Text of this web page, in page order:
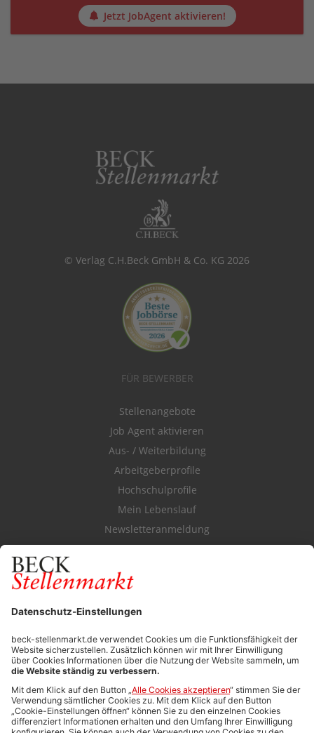
Jetzt JobAgent aktivieren!
© Verlag C.H.Beck GmbH & Co. KG 2026
FÜR BEWERBER
Stellenangebote
Job Agent aktivieren
Aus- / Weiterbildung
Arbeitgeberprofile
Hochschulprofile
Mein Lebenslauf
Newsletteranmeldung
Durchsuchen Sie den Stellenkatalog
FÜR ARBEITGEBER
Stellenmarktpreise
Anzeigen-AGB
Media-Daten
Newsletteranmeldung
Produktübersicht
ALLGEMEIN